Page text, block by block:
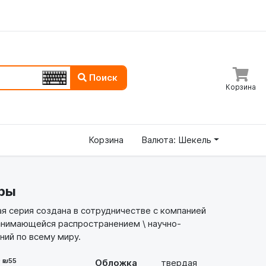
Поиск
Корзина
Корзина Валюта: Шекель
серия создана в сотрудничестве с компанией
распространением \ научно-
по всему миру.
Обложка твердая
₪55